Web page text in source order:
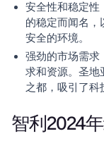
安全性和稳定性
的稳定而闻名，
安全的环境。
强劲的市场需求
求和资源。圣地
之都，吸引了科
智利2024